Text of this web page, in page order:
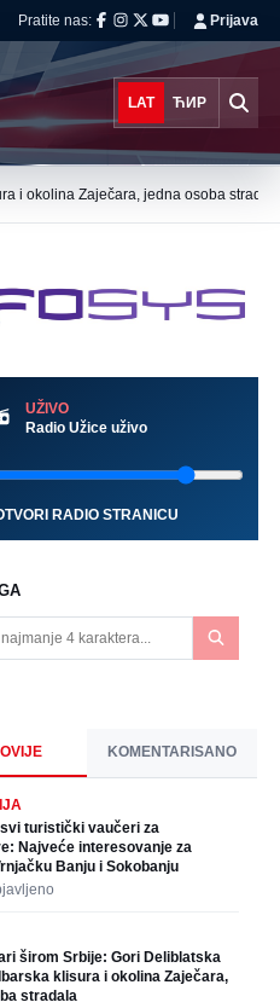
Pratite nas: Prijava
LAT ЋИР
i okolina Zaječara, jedna osoba
UŽIVO
Radio Užice uživo
RADIO STRANICU
KOMENTARISANO
turistički vaučeri za
Najveće interesovanje za
Banju i Sokobanju
širom Srbije: Gori Deliblatska
klisura i okolina Zaječara,
stradala